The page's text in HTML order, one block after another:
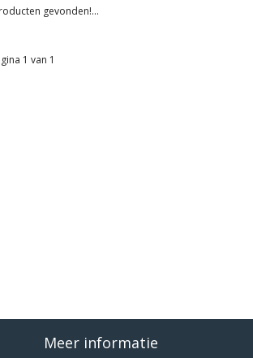
gevonden!...
1 van 1
Meer informatie